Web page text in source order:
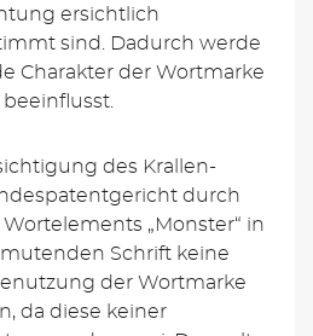
ersichtlich
sind. Dadurch werde
Charakter der Wortmarke
beeinflusst.
des Krallen-
durch
„Monster“ in
Schrift keine
der Wortmarke
da diese keiner